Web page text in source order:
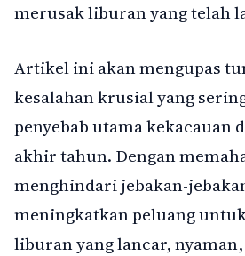
merusak liburan yang telah
Artikel ini akan mengupas
kesalahan krusial yang
penyebab utama kekacauan
akhir tahun. Dengan
menghindari jebakan-
meningkatkan peluang
liburan yang lancar,